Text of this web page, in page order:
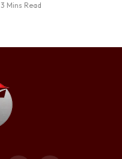
3 Mins Read